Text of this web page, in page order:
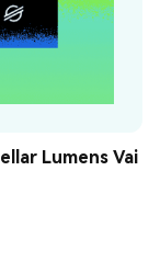
Lumens Vai